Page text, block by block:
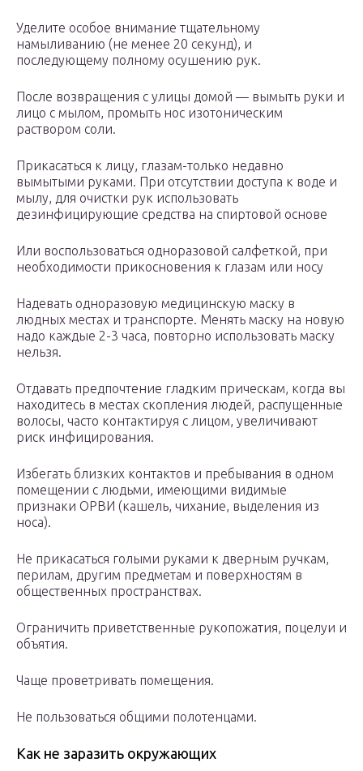
Уделите особое внимание тщательному
намыливанию (не менее 20 секунд), и
последующему полному осушению рук.
После возвращения с улицы домой — вымыть руки и
лицо с мылом, промыть нос изотоническим
раствором соли.
Прикасаться к лицу, глазам-только недавно
вымытыми руками. При отсутствии доступа к воде и
мылу, для очистки рук использовать
дезинфицирующие средства на спиртовой основе
Или воспользоваться одноразовой салфеткой, при
необходимости прикосновения к глазам или носу
Надевать одноразовую медицинскую маску в
людных местах и транспорте. Менять маску на новую
надо каждые 2-3 часа, повторно использовать маску
нельзя.
Отдавать предпочтение гладким прическам, когда вы
находитесь в местах скопления людей, распущенные
волосы, часто контактируя с лицом, увеличивают
риск инфицирования.
Избегать близких контактов и пребывания в одном
помещении с людьми, имеющими видимые
признаки ОРВИ (кашель, чихание, выделения из
носа).
Не прикасаться голыми руками к дверным ручкам,
перилам, другим предметам и поверхностям в
общественных пространствах.
Ограничить приветственные рукопожатия, поцелуи и
объятия.
Чаще проветривать помещения.
Не пользоваться общими полотенцами.
Как не заразить окружающих